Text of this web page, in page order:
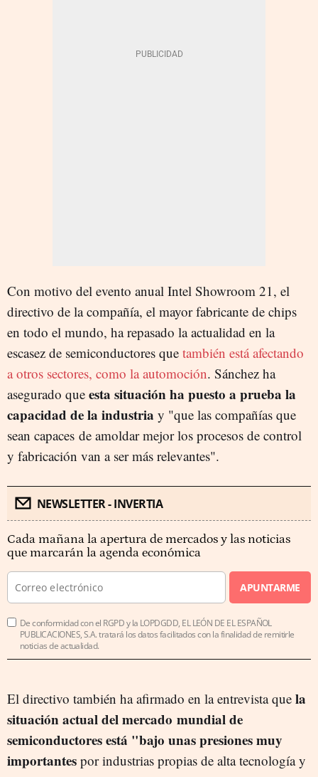
Con motivo del evento anual Intel Showroom 21, el
directivo de la compañía, el mayor fabricante de chips
en todo el mundo, ha repasado la actualidad en la
escasez de semiconductores que también está afectando
a otros sectores, como la automoción. Sánchez ha
asegurado que esta situación ha puesto a prueba la
capacidad de la industria y "que las compañías que
sean capaces de amoldar mejor los procesos de control
y fabricación van a ser más relevantes".
NEWSLETTER - INVERTIA
Cada mañana la apertura de mercados y las noticias
que marcarán la agenda económica
APUNTARME
De conformidad con el RGPD y la LOPDGDD, EL LEÓN DE EL ESPAÑOL
PUBLICACIONES, S.A. tratará los datos facilitados con la finalidad de remitirle
noticias de actualidad.
El directivo también ha afirmado en la entrevista que la
situación actual del mercado mundial de
semiconductores está "bajo unas presiones muy
importantes por industrias propias de alta tecnología y